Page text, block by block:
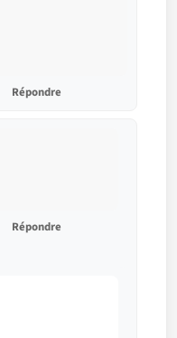
Répondre
Répondre